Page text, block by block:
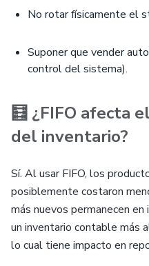
No rotar físicamente el
Suponer que vender
control del sistema).
🧮 ¿FIFO afecta
del inventario?
Sí. Al usar FIFO, los
posiblemente costaron
más nuevos permanecen
un inventario contable más
lo cual tiene impacto en